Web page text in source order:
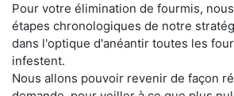
Pour votre élimination de fourmis,
étapes chronologiques de notre
dans l'optique d'anéantir toutes les
infestent.
Nous allons pouvoir revenir de façon